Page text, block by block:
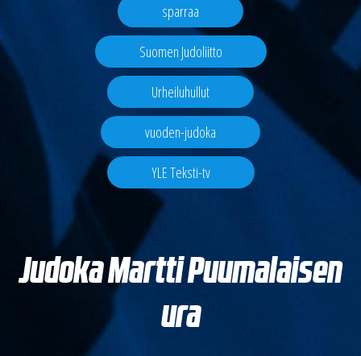
sparraa
Suomen Judoliitto
Urheiluhullut
vuoden-judoka
YLE Teksti-tv
Judoka Martti Puumalaisen
ura